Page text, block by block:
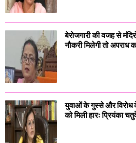
बेरोजगारी की वजह से
नौकरी मिलेगी तो अपराध
युवाओं के गुस्से और विरोध
को मिली हारः प्रियंका